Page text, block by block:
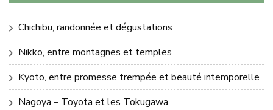
Chichibu, randonnée et dégustations
Nikko, entre montagnes et temples
Kyoto, entre promesse trempée et beauté intemporelle
Nagoya – Toyota et les Tokugawa